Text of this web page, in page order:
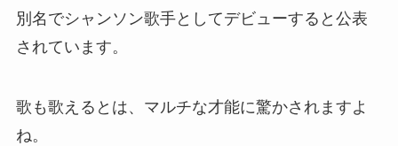
別名でシャンソン歌手としてデビューすると公表
されています。
歌も歌えるとは、マルチな才能に驚かされますよ
ね。